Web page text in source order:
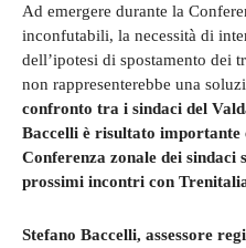
Ad emergere durante la
inconfutabili, la necessità di
dell’ipotesi di spostamento dei
non rappresenterebbe una
confronto tra i sindaci del
Baccelli è risultato importante
Conferenza zonale dei sindaci
prossimi incontri con
Stefano Baccelli, assessore